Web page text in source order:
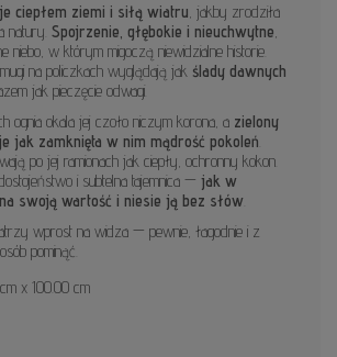
ciepłem ziemi i siłą wiatru , jakby zrodziła
natury. Spojrzenie, głębokie i nieuchwytne
niebo, w którym migoczą niewidzialne historie.
na policzkach wyglądają jak ślady dawnych
jak pieczęcie odwagi.
ognia okala jej czoło niczym korona, a zielony
jak zamknięta w nim mądrość pokoleń
po jej ramionach jak ciepły, ochronny kokon.
i subtelna tajemnica — jak w
swoją wartość i niesie ją bez słów
wprost na widza — pewnie, łagodnie i z
pominąć.
x 100.00 cm